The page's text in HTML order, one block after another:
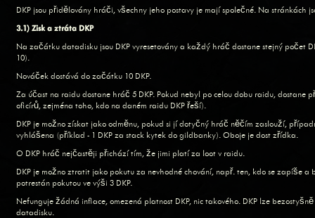
DKP jsou přidělovány hráči, všechny jeho postavy je mají společné. Na stránkách
3.1) Zisk a ztráta DKP
Na začátku datadisku jsou DKP vyresetovány a každý hráč dostane stejný počet
10).
Nováček dostává do začátku 10 DKP.
Za účast na raidu dostane hráč 5 DKP. Pokud nebyl po celou dobu raidu, dostane
oficírů, zejména toho, kdo na daném raidu DKP řeší).
DKP je možno získat jako odměnu, pokud si jí dotyčný hráč něčím zaslouží,
vyhlášena (příklad - 1 DKP za stack kytek do gildbanky). Oboje je dost zřídka.
O DKP hráč nejčastěji přichází tím, že jimi platí za loot v raidu.
DKP je možno ztratit jako pokutu za nevhodné chování, např. ten, kdo se zapíše a
potrestán pokutou ve výši 3 DKP.
Nefunguje žádná inflace, omezená platnost DKP, nic takového. DKP lze
datadisku.